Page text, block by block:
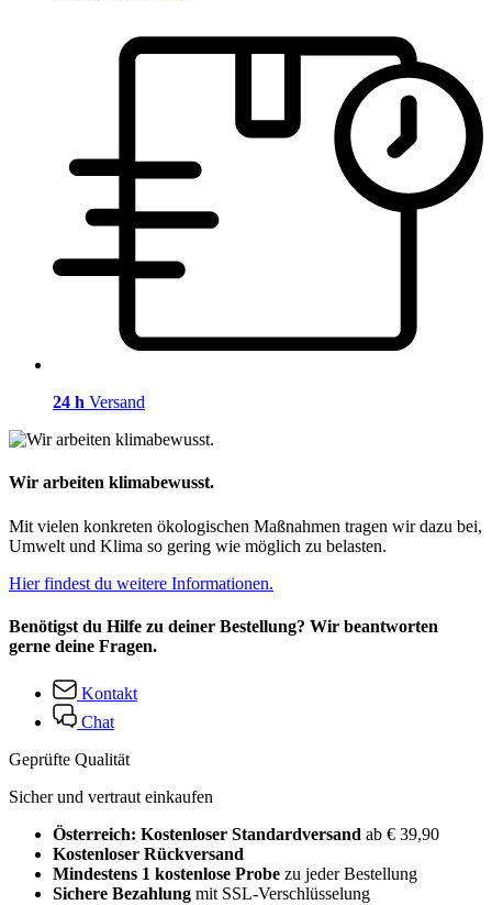
24 h Versand
Wir arbeiten klimabewusst.
Mit vielen konkreten ökologischen Maßnahmen tragen wir dazu bei,
Umwelt und Klima so gering wie möglich zu belasten.
Hier findest du weitere Informationen.
Benötigst du Hilfe zu deiner Bestellung? Wir beantworten
gerne deine Fragen.
Kontakt
Chat
Geprüfte Qualität
Sicher und vertraut einkaufen
Österreich: Kostenloser Standardversand ab € 39,90
Kostenloser Rückversand
Mindestens 1 kostenlose Probe zu jeder Bestellung
Sichere Bezahlung mit SSL-Verschlüsselung